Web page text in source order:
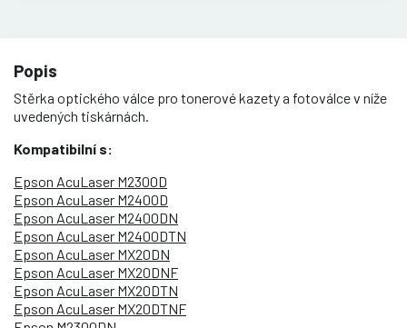
Popis
Stěrka optického válce pro tonerové kazety a fotoválce v níže
uvedených tiskárnách.
Kompatibilní s:
Epson AcuLaser M2300D
Epson AcuLaser M2400D
Epson AcuLaser M2400DN
Epson AcuLaser M2400DTN
Epson AcuLaser MX20DN
Epson AcuLaser MX20DNF
Epson AcuLaser MX20DTN
Epson AcuLaser MX20DTNF